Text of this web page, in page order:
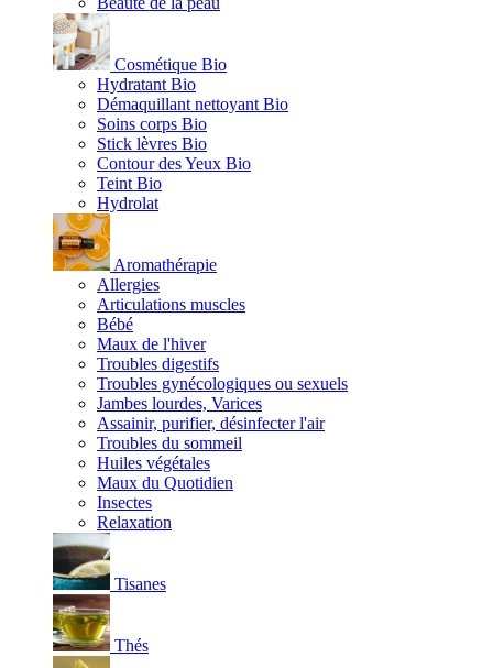
Cosmétique Bio
Hydratant Bio
Démaquillant nettoyant Bio
Soins corps Bio
Stick lèvres Bio
Contour des Yeux Bio
Teint Bio
Hydrolat
Aromathérapie
Allergies
Articulations muscles
Bébé
Maux de l'hiver
Troubles digestifs
Troubles gynécologiques ou sexuels
Jambes lourdes, Varices
Assainir, purifier, désinfecter l'air
Troubles du sommeil
Huiles végétales
Maux du Quotidien
Insectes
Relaxation
Tisanes
Thés